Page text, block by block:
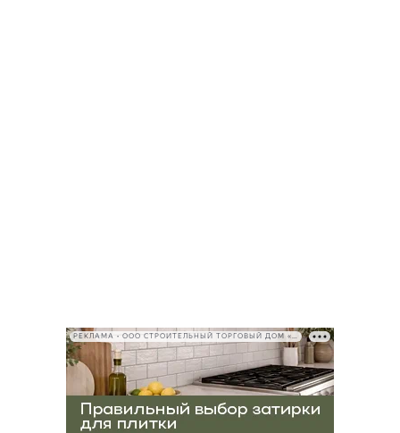
РЕКЛАМА • ООО СТРОИТЕЛЬНЫЙ ТОРГОВЫЙ ДОМ «ПЕТРОВИЧ», ИНН 7802348846